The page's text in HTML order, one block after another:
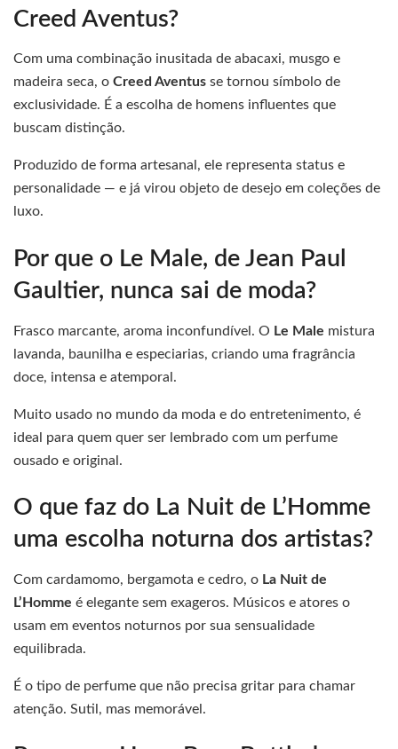
Creed Aventus?
Com uma combinação inusitada de abacaxi, musgo e
madeira seca, o Creed Aventus se tornou símbolo de
exclusividade. É a escolha de homens influentes que
buscam distinção.
Produzido de forma artesanal, ele representa status e
personalidade — e já virou objeto de desejo em coleções de
luxo.
Por que o Le Male, de Jean Paul
Gaultier, nunca sai de moda?
Frasco marcante, aroma inconfundível. O Le Male mistura
lavanda, baunilha e especiarias, criando uma fragrância
doce, intensa e atemporal.
Muito usado no mundo da moda e do entretenimento, é
ideal para quem quer ser lembrado com um perfume
ousado e original.
O que faz do La Nuit de L’Homme
uma escolha noturna dos artistas?
Com cardamomo, bergamota e cedro, o La Nuit de
L’Homme é elegante sem exageros. Músicos e atores o
usam em eventos noturnos por sua sensualidade
equilibrada.
É o tipo de perfume que não precisa gritar para chamar
atenção. Sutil, mas memorável.